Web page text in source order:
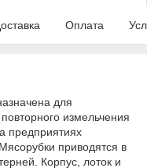
Оплата
для
измельчения
предприятиях
приводятся в
Корпус, лоток и